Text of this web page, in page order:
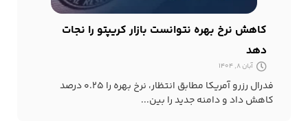
کاهش نرخ بهره نتوانست بازار کریپتو را نجات
دهد
آبان 8, 1404
فدرال رزرو آمریکا مطابق انتظار، نرخ بهره را ۰.۲۵ درصد
کاهش داد و دامنه جدید را بین...